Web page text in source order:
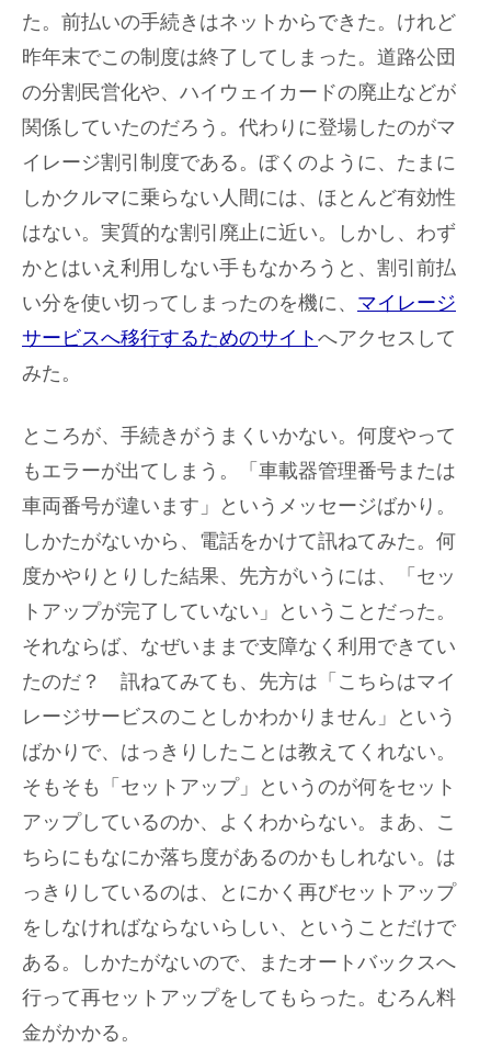
た。前払いの手続きはネットからできた。けれど
昨年末でこの制度は終了してしまった。道路公団
の分割民営化や、ハイウェイカードの廃止などが
関係していたのだろう。代わりに登場したのがマ
イレージ割引制度である。ぼくのように、たまに
しかクルマに乗らない人間には、ほとんど有効性
はない。実質的な割引廃止に近い。しかし、わず
かとはいえ利用しない手もなかろうと、割引前払
い分を使い切ってしまったのを機に、 マイレージ
サービスへ移行するためのサイト へアクセスして
みた。
ところが、手続きがうまくいかない。何度やって
もエラーが出てしまう。「車載器管理番号または
車両番号が違います」というメッセージばかり。
しかたがないから、電話をかけて訊ねてみた。何
度かやりとりした結果、先方がいうには、「セッ
トアップが完了していない」ということだった。
それならば、なぜいままで支障なく利用できてい
たのだ？ 訊ねてみても、先方は「こちらはマイ
レージサービスのことしかわかりません」という
ばかりで、はっきりしたことは教えてくれない。
そもそも「セットアップ」というのが何をセット
アップしているのか、よくわからない。まあ、こ
ちらにもなにか落ち度があるのかもしれない。は
っきりしているのは、とにかく再びセットアップ
をしなければならないらしい、ということだけで
ある。しかたがないので、またオートバックスへ
行って再セットアップをしてもらった。むろん料
金がかかる。